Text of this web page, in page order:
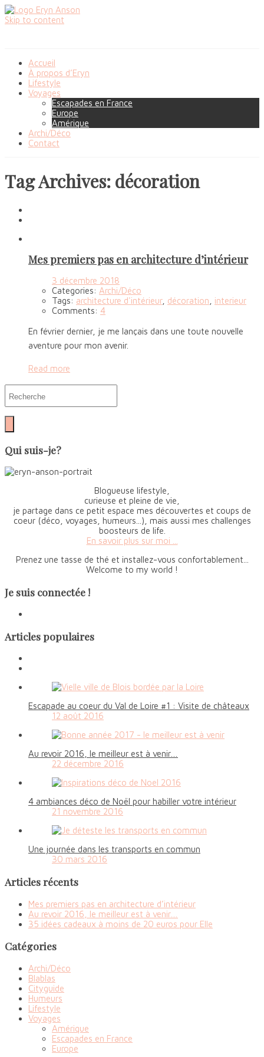
Skip to content
Accueil
À propos d’Eryn
Lifestyle
Voyages
Escapades en France
Europe
Amérique
Archi/Déco
Contact
Tag Archives: décoration
Mes premiers pas en architecture d’intérieur
3 décembre 2018
Categories: Archi/Déco
Tags: architecture d'intérieur, décoration
interieur
Comments: 4
En février dernier, je me lançais dans une toute nouvelle
aventure pour mon avenir.
Read more
Qui suis-je?
Blogueuse lifestyle,
curieuse et pleine de vie,
je partage dans ce petit espace mes découvertes et coups de
coeur (déco, voyages, humeurs...), mais aussi mes challenges
boosteurs de life.
En savoir plus sur moi ...
Prenez une tasse de thé et installez-vous confortablement...
Welcome to my world !
Je suis connectée !
Articles populaires
Escapade au coeur du Val de Loire #1 : Visite de châteaux
12 août 2016
Au revoir 2016, le meilleur est à venir…
22 décembre 2016
4 ambiances déco de Noël pour habiller votre intérieur
21 novembre 2016
Une journée dans les transports en commun
30 mars 2016
Articles récents
Mes premiers pas en architecture d’intérieur
Au revoir 2016, le meilleur est à venir…
35 idées cadeaux à moins de 20 euros pour Elle
Catégories
Archi/Déco
Blablas
Cityguide
Humeurs
Lifestyle
Voyages
Amérique
Escapades en France
Europe